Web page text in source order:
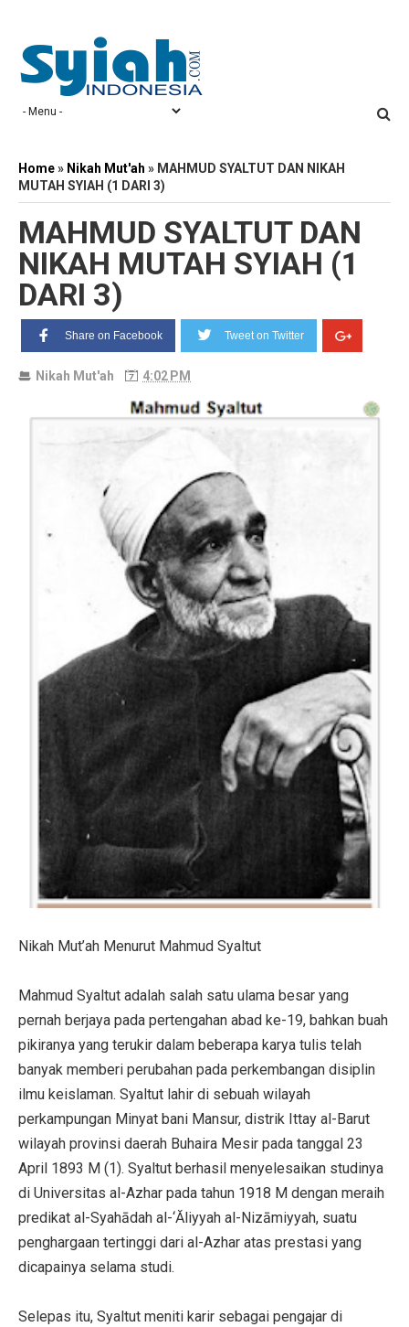
Home» Nikah Mut'ah » MAHMUD SYALTUT DAN NIKAH
MUTAH SYIAH (1 DARI 3)
MAHMUD SYALTUT DAN
NIKAH MUTAH SYIAH (1
DARI 3)
Share on Facebook Tweet on Twitter
Nikah Mut'ah 4:02 PM
Nikah Mut’ah Menurut Mahmud Syaltut
Mahmud Syaltut adalah salah satu ulama besar yang
pernah berjaya pada pertengahan abad ke-19, bahkan buah
pikiranya yang terukir dalam beberapa karya tulis telah
banyak memberi perubahan pada perkembangan disiplin
ilmu keislaman. Syaltut lahir di sebuah wilayah
perkampungan Minyat bani Mansur, distrik Ittay al-Barut
wilayah provinsi daerah Buhaira Mesir pada tanggal 23
April 1893 M (1). Syaltut berhasil menyelesaikan studinya
di Universitas al-Azhar pada tahun 1918 M dengan meraih
predikat al-Syahādah al-‘Ăliyyah al-Nizāmiyyah, suatu
penghargaan tertinggi dari al-Azhar atas prestasi yang
dicapainya selama studi.
Selepas itu, Syaltut meniti karir sebagai pengajar di